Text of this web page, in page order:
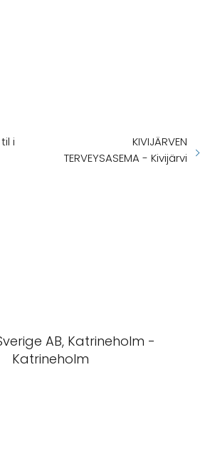
i
KIVIJÄRVEN
TERVEYSASEMA - Kivijärvi
AB, Katrineholm -
Katrineholm